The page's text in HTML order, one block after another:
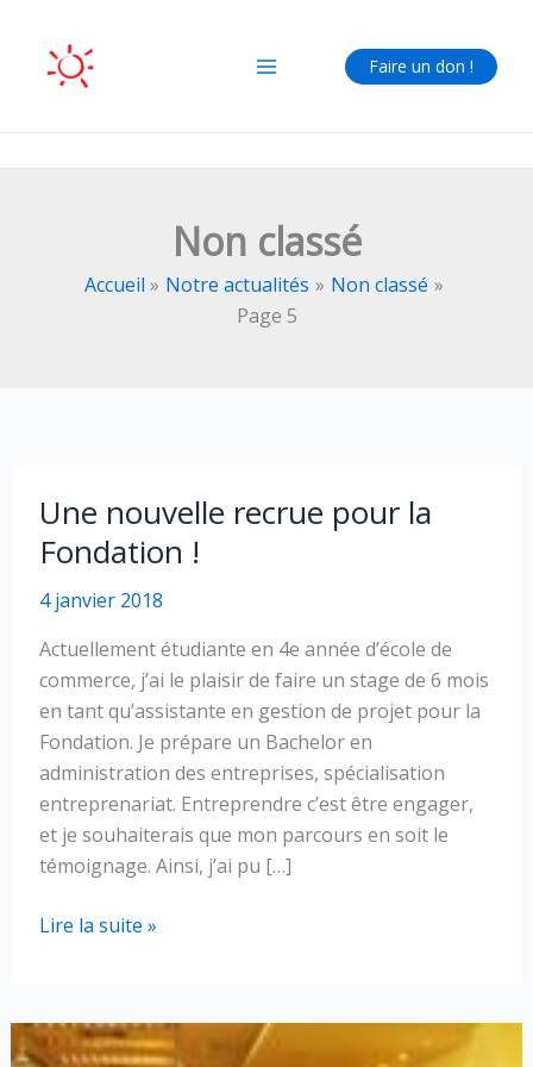
contenu
Faire un don !
Non classé
Accueil Notre actualités
Non classé
Page 5
Une nouvelle recrue pour la
Fondation !
4 janvier 2018
Actuellement étudiante en 4e année d’école de
commerce, j’ai le plaisir de faire un stage de 6 mois
en tant qu’assistante en gestion de projet pour la
Fondation. Je prépare un Bachelor en
administration des entreprises, spécialisation
entreprenariat. Entreprendre c’est être engager,
et je souhaiterais que mon parcours en soit le
témoignage. Ainsi, j’ai pu […]
Une
pour
la
Lire la suite »